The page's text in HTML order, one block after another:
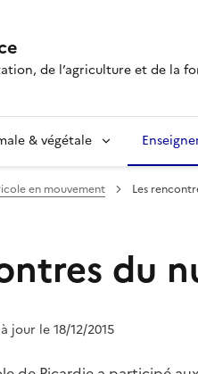
de l’agriculture et de la
& végétale
en mouvement Les
du
jour le 18/12/2015